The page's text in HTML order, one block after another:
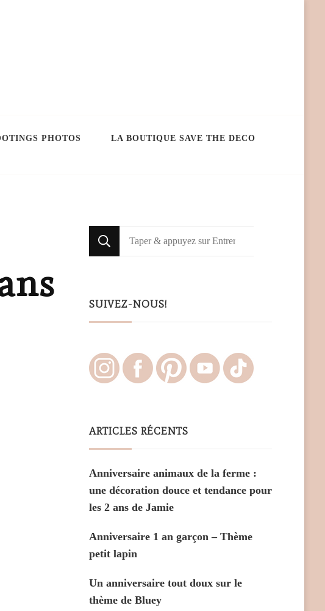
PHOTOS LA BOUTIQUE SAVE THE DECO
Looking
for
SUIVEZ-NOUS!
ARTICLES RÉCENTS
Anniversaire animaux de la ferme :
une décoration douce et tendance pour
les 2 ans de Jamie
Anniversaire 1 an garçon – Thème
petit lapin
Un anniversaire tout doux sur le
thème de Bluey